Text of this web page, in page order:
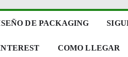
DE PACKAGING
COMO LLEGAR